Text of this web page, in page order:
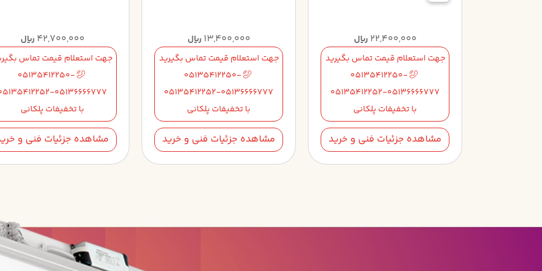
22,400,000 ریال
جهت استعلام قیمت تماس بگیرید
05135412250-
05135412252-05136666777
با تخفیفات پلکانی
مشاهده جزئیات فنی و خرید
13,400,000 ریال
جهت استعلام قیمت تماس بگیرید
05135412250-
05135412252-05136666777
با تخفیفات پلکانی
مشاهده جزئیات فنی و خرید
42,700,000 ریال
جهت استعلام قیمت تماس
05135412250-
05136666777
با تخفیفات پلکانی
مشاهده جزئیات فنی و